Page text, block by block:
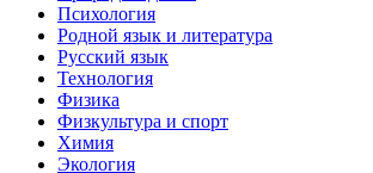
Психология
Родной язык и литература
Русский язык
Технология
Физика
Физкультура и спорт
Химия
Экология